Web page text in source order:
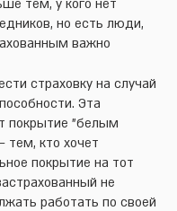
тем, у кого нет
но есть люди,
важно
страховку на случай
Эта
покрытие "белым
тем, кто хочет
покрытие на тот
не
работать по своей